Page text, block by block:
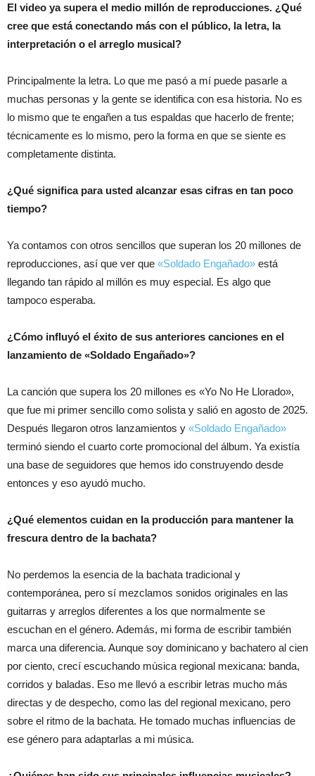
El video ya supera el medio millón de reproducciones. ¿Qué
cree que está conectando más con el público, la letra, la
interpretación o el arreglo musical?
Principalmente la letra. Lo que me pasó a mí puede pasarle a
muchas personas y la gente se identifica con esa historia. No es
lo mismo que te engañen a tus espaldas que hacerlo de frente;
técnicamente es lo mismo, pero la forma en que se siente es
completamente distinta.
¿Qué significa para usted alcanzar esas cifras en tan poco
tiempo?
Ya contamos con otros sencillos que superan los 20 millones de
reproducciones, así que ver que «Soldado Engañado» está
llegando tan rápido al millón es muy especial. Es algo que
tampoco esperaba.
¿Cómo influyó el éxito de sus anteriores canciones en el
lanzamiento de «Soldado Engañado»?
La canción que supera los 20 millones es «Yo No He Llorado»,
que fue mi primer sencillo como solista y salió en agosto de 2025.
Después llegaron otros lanzamientos y «Soldado Engañado»
terminó siendo el cuarto corte promocional del álbum. Ya existía
una base de seguidores que hemos ido construyendo desde
entonces y eso ayudó mucho.
¿Qué elementos cuidan en la producción para mantener la
frescura dentro de la bachata?
No perdemos la esencia de la bachata tradicional y
contemporánea, pero sí mezclamos sonidos originales en las
guitarras y arreglos diferentes a los que normalmente se
escuchan en el género. Además, mi forma de escribir también
marca una diferencia. Aunque soy dominicano y bachatero al cien
por ciento, crecí escuchando música regional mexicana: banda,
corridos y baladas. Eso me llevó a escribir letras mucho más
directas y de despecho, como las del regional mexicano, pero
sobre el ritmo de la bachata. He tomado muchas influencias de
ese género para adaptarlas a mi música.